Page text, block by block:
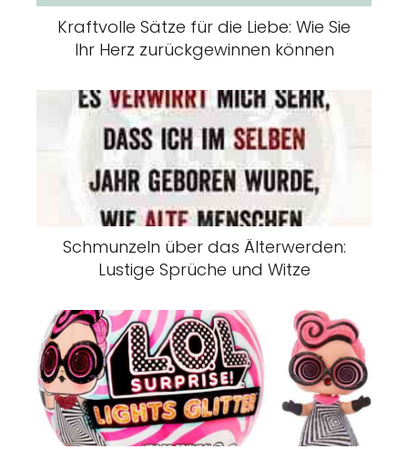
Kraftvolle Sätze für die Liebe: Wie Sie
Ihr Herz zurückgewinnen können
Schmunzeln über das Älterwerden:
Lustige Sprüche und Witze